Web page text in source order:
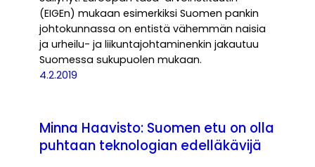
(EIGEn) mukaan esimerkiksi Suomen pankin
johtokunnassa on entistä vähemmän naisia
ja urheilu- ja liikuntajohtaminenkin jakautuu
Suomessa sukupuolen mukaan.
4.2.2019
Minna Haavisto: Suomen etu on olla
puhtaan teknologian edelläkävijä